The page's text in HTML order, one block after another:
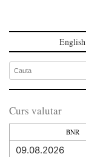
English
Curs valutar
BNR
09.08.2026